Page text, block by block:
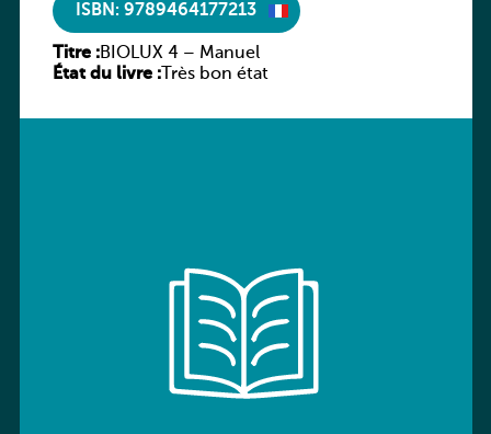
ISBN: 9789464177213
Titre :BIOLUX 4 – Manuel
État du livre :Très bon état